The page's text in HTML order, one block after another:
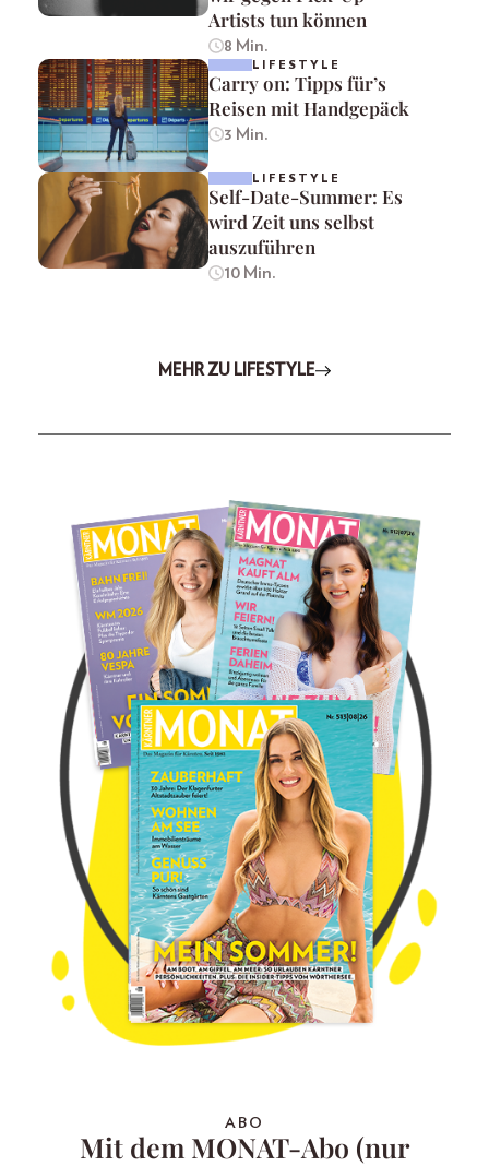
Artists tun können
8 Min.
LIFESTYLE
Carry on: Tipps für’s
Reisen mit Handgepäck
3 Min.
LIFESTYLE
Self-Date-Summer: Es
wird Zeit uns selbst
auszuführen
10 Min.
MEHR ZU LIFESTYLE
ABO
Mit dem MONAT-Abo (nur